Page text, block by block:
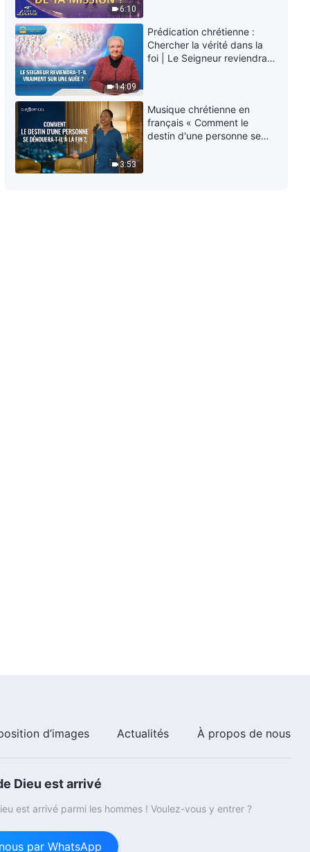
6:10
14:09
Prédication chrétienne :
Chercher la vérité dans la
foi | Le Seigneur reviendra-
3:53
Musique chrétienne en
français « Comment le
destin d'une personne se
d’images Actualités À propos de nous
Dieu est arrivé
est arrivé parmi les hommes ! Voulez-vous y entrer ?
par WhatsApp